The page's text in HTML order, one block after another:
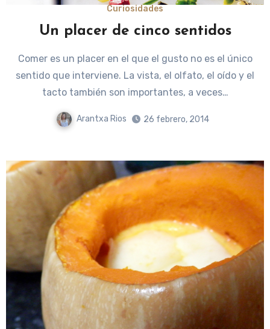
Curiosidades
Un placer de cinco sentidos
Comer es un placer en el que el gusto no es el único
sentido que interviene. La vista, el olfato, el oído y el
tacto también son importantes, a veces…
Arantxa Rios 26 febrero, 2014